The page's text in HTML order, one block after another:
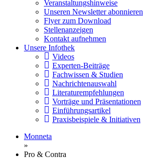
Veranstaltungshinweise
Unseren Newsletter abonnieren
Flyer zum Download
Stellenanzeigen
Kontakt aufnehmen
Unsere Infothek
Videos
Experten-Beiträge
Fachwissen & Studien
Nachrichtenauswahl
Literaturempfehlungen
Vorträge und Präsentationen
Einführungsartikel
Praxisbeispiele & Initiativen
Monneta
»
Pro & Contra